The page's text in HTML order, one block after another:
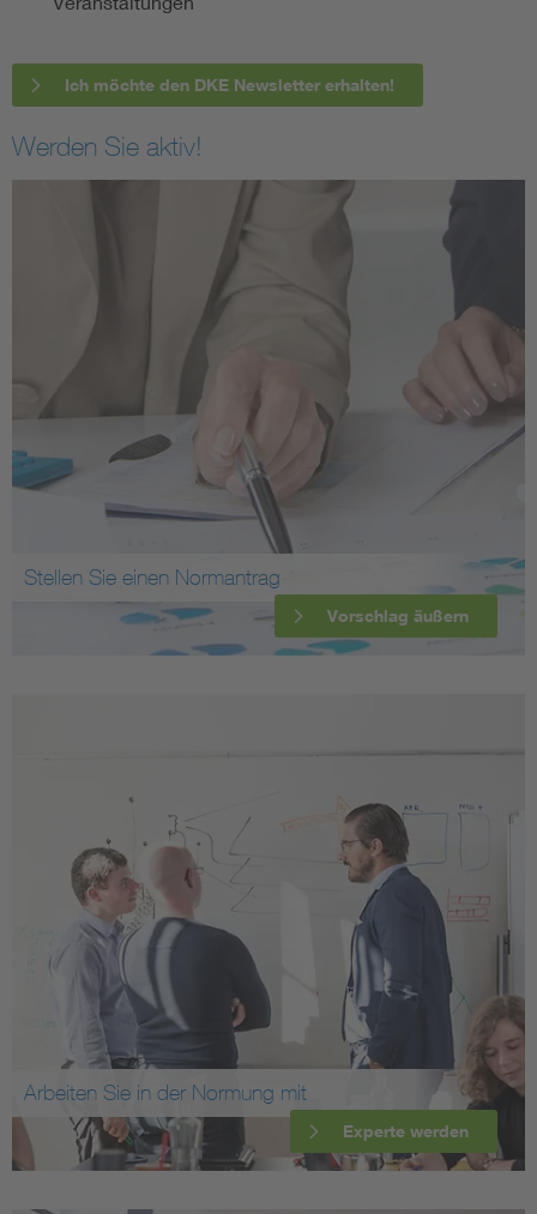
Ich möchte den DKE Newsletter erhalten!
Werden Sie aktiv!
Stellen Sie einen Normantrag
Vorschlag äußern
Arbeiten Sie in der Normung mit
Experte werden